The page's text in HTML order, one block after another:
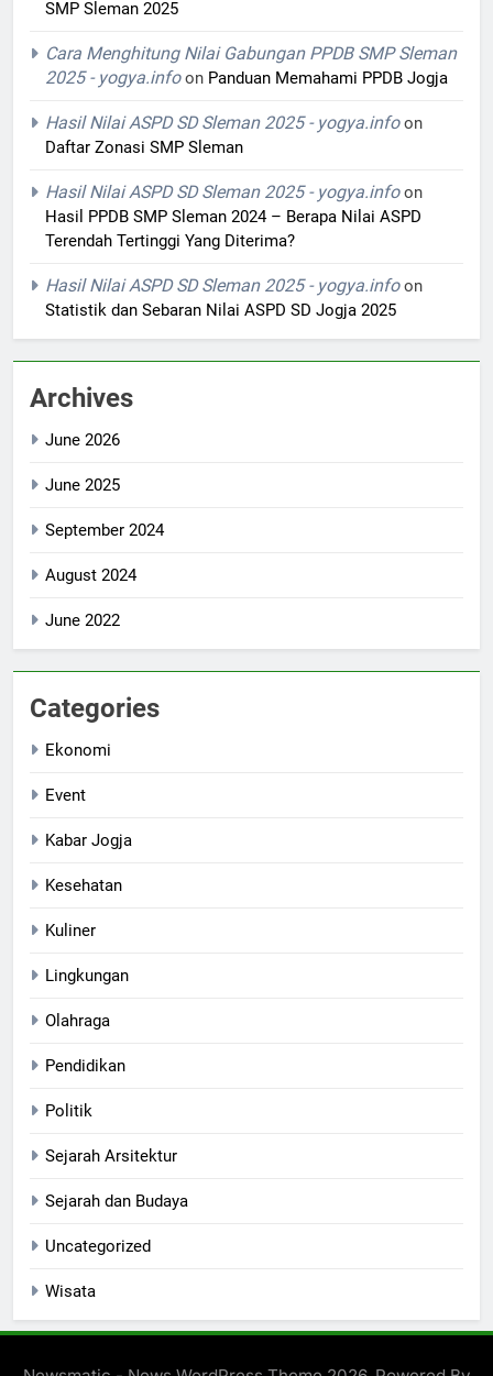
SMP Sleman 2025
Cara Menghitung Nilai Gabungan PPDB SMP Sleman
2025 - yogya.infoon Panduan Memahami PPDB Jogja
Hasil Nilai ASPD SD Sleman 2025 - yogya.infoon
Daftar Zonasi SMP Sleman
Hasil Nilai ASPD SD Sleman 2025 - yogya.infoon
Hasil PPDB SMP Sleman 2024 – Berapa Nilai ASPD
Terendah Tertinggi Yang Diterima?
Hasil Nilai ASPD SD Sleman 2025 - yogya.infoon
Statistik dan Sebaran Nilai ASPD SD Jogja 2025
Archives
June 2026
June 2025
September 2024
August 2024
June 2022
Categories
Ekonomi
Event
Kabar Jogja
Kesehatan
Kuliner
Lingkungan
Olahraga
Pendidikan
Politik
Sejarah Arsitektur
Sejarah dan Budaya
Uncategorized
Wisata